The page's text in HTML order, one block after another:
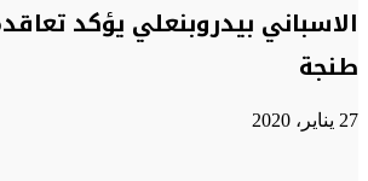
الاسباني بيدروبنعلي يؤكد
طنجة
27 يناير، 2020